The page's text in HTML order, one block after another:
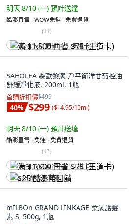
明天 8/10 (一) 預計送達
酷澎直售 ∙ WOW免運 ∙ 免費退貨
(11)
满 $1,500 再省 $75 (王道卡)
SAHOLEA 森歐黎漾 淨平衡洋甘菊控油
舒緩淨化液, 200ml, 1瓶
首購折扣價$499
40% $299 ($14.95/10ml)
明天 8/10 (一) 預計送達
酷澎直售 ∙ 免運 ∙ 免費退貨
(13)
满 $1,500 再省 $75 (王道卡)
$25 酷澎幣回饋
mILBOn GRAND LINKAGE 柔漾護髮
素 S, 500g, 1瓶